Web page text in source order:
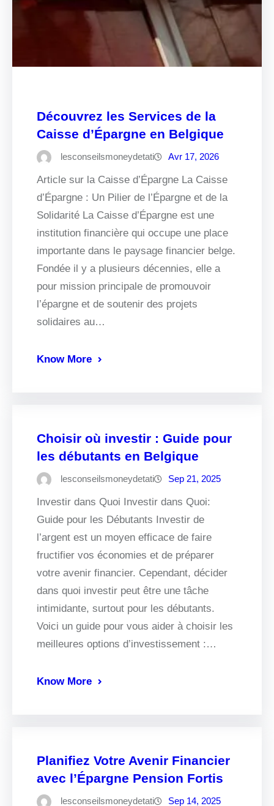
Découvrez les Services de la
Caisse d’Épargne en Belgique
lesconseilsmoneydetati Avr 17, 2026
Article sur la Caisse d’Épargne La Caisse
d’Épargne : Un Pilier de l’Épargne et de la
Solidarité La Caisse d’Épargne est une
institution financière qui occupe une place
importante dans le paysage financier belge.
Fondée il y a plusieurs décennies, elle a
pour mission principale de promouvoir
l’épargne et de soutenir des projets
solidaires au…
Know More
Choisir où investir : Guide pour
les débutants en Belgique
lesconseilsmoneydetati Sep 21, 2025
Investir dans Quoi Investir dans Quoi:
Guide pour les Débutants Investir de
l’argent est un moyen efficace de faire
fructifier vos économies et de préparer
votre avenir financier. Cependant, décider
dans quoi investir peut être une tâche
intimidante, surtout pour les débutants.
Voici un guide pour vous aider à choisir les
meilleures options d’investissement :…
Know More
Planifiez Votre Avenir Financier
avec l’Épargne Pension Fortis
lesconseilsmoneydetati Sep 14, 2025